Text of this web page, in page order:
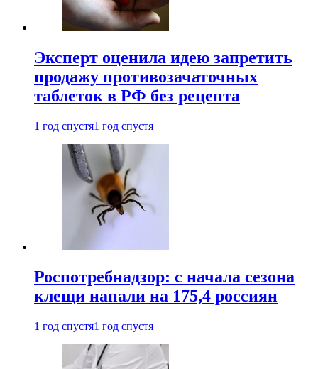
Эксперт оценила идею запретить
продажу противозачаточных
таблеток в РФ без рецепта
1 год спустя1 год спустя
Роспотребнадзор: с начала сезона
клещи напали на 175,4 россиян
1 год спустя1 год спустя